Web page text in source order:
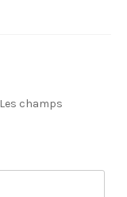
Les champs